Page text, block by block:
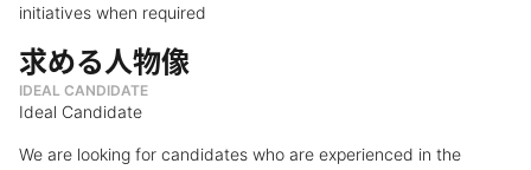
initiatives when required
求める人物像
IDEAL CANDIDATE
Ideal Candidate
We are looking for candidates who are experienced in the